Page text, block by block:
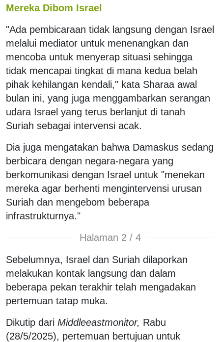
Mereka Dibom Israel
"Ada pembicaraan tidak langsung dengan Israel
melalui mediator untuk menenangkan dan
mencoba untuk menyerap situasi sehingga
tidak mencapai tingkat di mana kedua belah
pihak kehilangan kendali," kata Sharaa awal
bulan ini, yang juga menggambarkan serangan
udara Israel yang terus berlanjut di tanah
Suriah sebagai intervensi acak.
Dia juga mengatakan bahwa Damaskus sedang
berbicara dengan negara-negara yang
berkomunikasi dengan Israel untuk "menekan
mereka agar berhenti mengintervensi urusan
Suriah dan mengebom beberapa
infrastrukturnya."
Halaman 2 / 4
Sebelumnya, Israel dan Suriah dilaporkan
melakukan kontak langsung dan dalam
beberapa pekan terakhir telah mengadakan
pertemuan tatap muka.
Dikutip dari Middleeastmonitor, Rabu
(28/5/2025), pertemuan bertujuan untuk